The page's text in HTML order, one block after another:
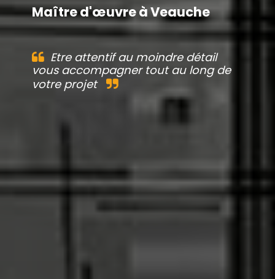
Maître d'œuvre à Veauche
Etre attentif au moindre détail
vous accompagner tout au long de
votre projet